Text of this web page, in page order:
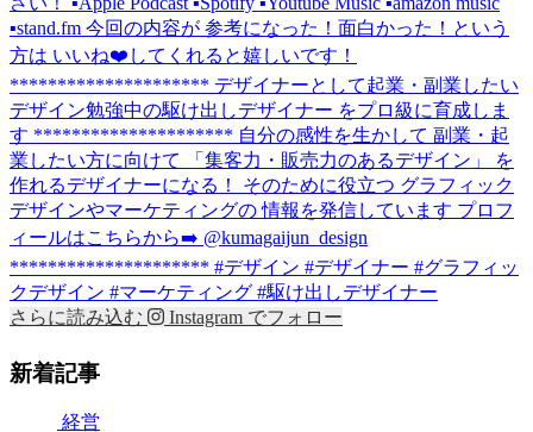
さらに読み込む Instagram でフォロー
新着記事
経営